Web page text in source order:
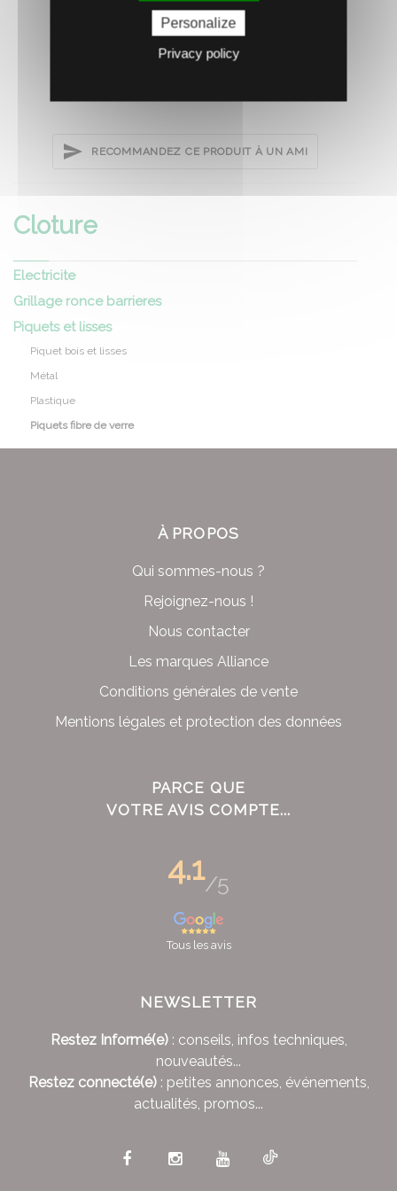
RECOMMANDEZ CE PRODUIT À UN AMI
Cloture
Electricite
Grillage ronce barrieres
Piquets et lisses
Piquet bois et lisses
Métal
Plastique
Piquets fibre de verre
À PROPOS
Qui sommes-nous ?
Rejoignez-nous !
Nous contacter
Les marques Alliance
Conditions générales de vente
Mentions légales et protection des données
PARCE QUE
VOTRE AVIS COMPTE...
4.1/5
Tous les avis
NEWSLETTER
Restez Informé(e): conseils, infos techniques,
nouveautés...
Restez connecté(e): petites annonces, événements,
actualités, promos...
Personalize
Privacy policy